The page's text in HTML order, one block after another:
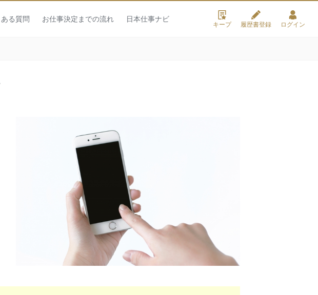
る質問 お仕事決定までの流れ 日本仕事ナビ
キープ 履歴書登録 ログイン